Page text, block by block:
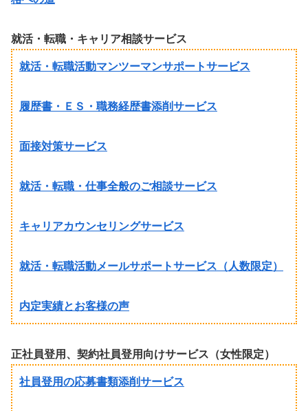
就活・転職・キャリア相談サービス
就活・転職活動マンツーマンサポートサービス
履歴書・ＥＳ・職務経歴書添削サービス
面接対策サービス
就活・転職・仕事全般のご相談サービス
キャリアカウンセリングサービス
就活・転職活動メールサポートサービス（人数限定）
内定実績とお客様の声
正社員登用、契約社員登用向けサービス（女性限定）
社員登用の応募書類添削サービス